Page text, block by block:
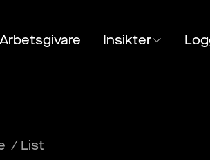
Arbetsgivare Insikter
/ List